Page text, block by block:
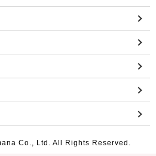
Co., Ltd. All Rights Reserved.